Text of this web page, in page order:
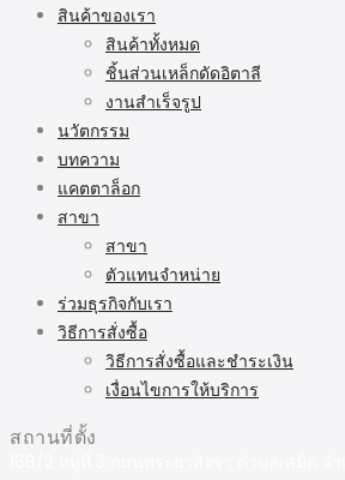
สินค้าของเรา
สินค้าทั้งหมด
ชิ้นส่วนเหล็กดัดอิตาลี
งานสำเร็จรูป
นวัตกรรม
บทความ
แคตตาล็อก
สาขา
สาขา
ตัวแทนจำหน่าย
ร่วมธุรกิจกับเรา
วิธีการสั่งซื้อ
วิธีการสั่งซื้อและชำระเงิน
เงื่อนไขการให้บริการ
สถานที่ตั้ง